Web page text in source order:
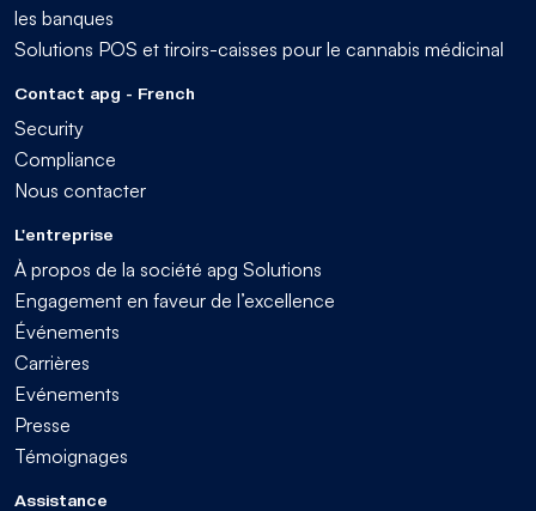
les banques
Solutions POS et tiroirs-caisses pour le cannabis médicinal
Contact apg - French
Security
Compliance
Nous contacter
L'entreprise
À propos de la société apg Solutions
Engagement en faveur de l’excellence
Événements
Carrières
Evénements
Presse
Témoignages
Assistance